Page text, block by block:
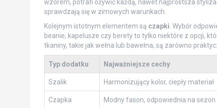
wzorem, potrafi ożywić każdą, nawet najprostsza
sprawdzają się w zimowych warunkach.
Kolejnym istotnym elementem są czapki . Wybór
beanie, kapelusze czy berety to tylko niektóre z opcji,
tkaniny, takie jak wełna lub bawełna, są zarówno
Typ dodatku Najważniejsze cechy
Szalik Harmonizujący kolor, ciepły materiał
Czapka Modny fason, odpowiednia na sezon